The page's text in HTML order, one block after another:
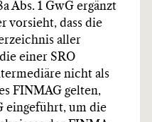
Abs. 1 GwG ergänzt
vorsieht, dass die
aller
einer SRO
nicht als
FINMAG gelten,
eingeführt, um die